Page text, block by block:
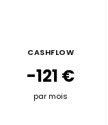
CASHFLOW
-121 €
par mois